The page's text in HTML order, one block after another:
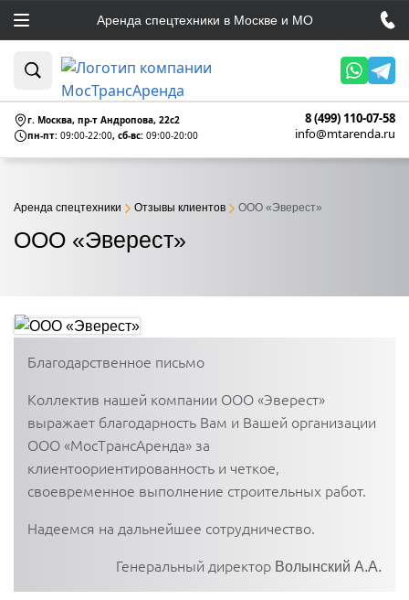
Аренда спецтехники в Москве и МО
г. Москва, пр-т Андропова, 22c2
пн-пт: 09:00-22:00, сб-вс: 09:00-20:00
8 (499) 110-07-58
info@mtarenda.ru
ООО «Эверест»
Аренда спецтехники Отзывы клиентов ООО «Эверест»
Благодарственное письмо
Коллектив нашей компании ООО «Эверест»
выражает благодарность Вам и Вашей организации
ООО «МосТрансАренда» за
клиентоориентированность и четкое,
своевременное выполнение строительных работ.
Надеемся на дальнейшее сотрудничество.
Генеральный директор Волынский А.А.